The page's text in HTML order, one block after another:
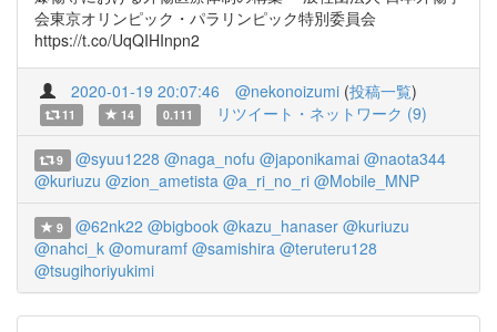
会東京オリンピック・パラリンピック特別委員会
https://t.co/UqQIHInpn2
2020-01-19 20:07:46 @nekonoizumi (投稿一覧)
11 14 0.111 リツイート・ネットワーク (9)
9 @syuu1228 @naga_nofu @japonikamai @naota344
@kuriuzu @zion_ametista @a_ri_no_ri @Mobile_MNP
9 @62nk22 @bigbook @kazu_hanaser @kuriuzu
@nahci_k @omuramf @samishira @teruteru128
@tsugihoriyukimi